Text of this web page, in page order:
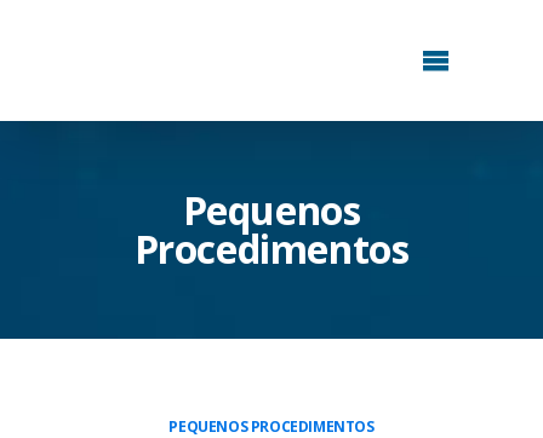
Pequenos
Procedimentos
PEQUENOS PROCEDIMENTOS